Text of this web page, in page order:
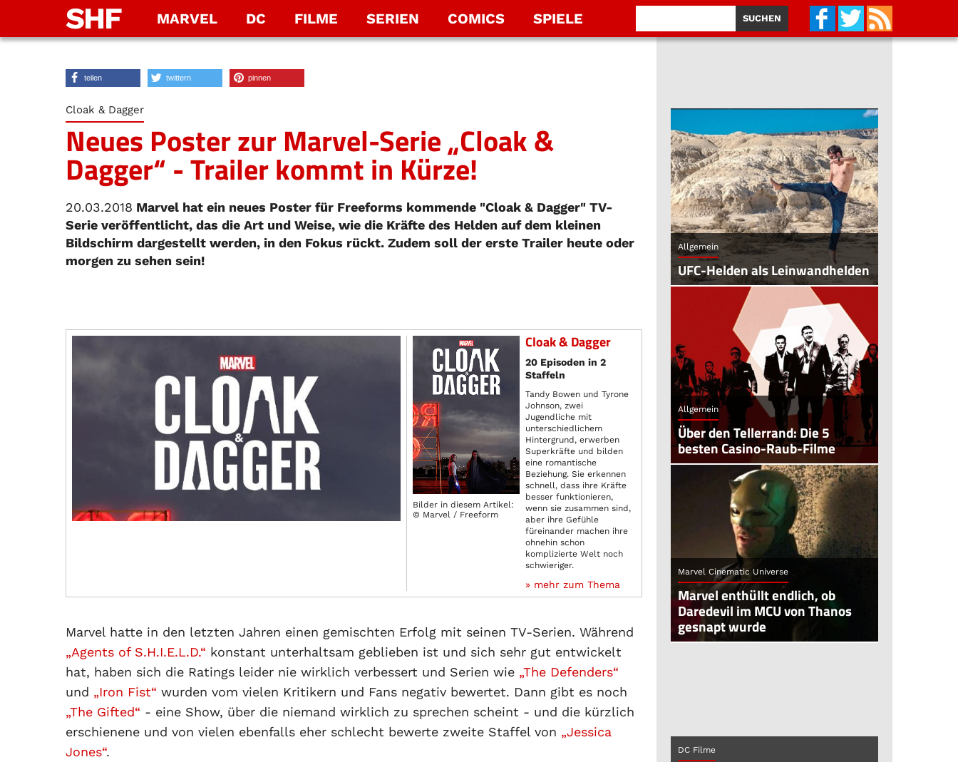
SHF MARVEL DC FILME SERIEN COMICS SPIELE
teilen twittern pinnen
Cloak & Dagger
Neues Poster zur Marvel-Serie „Cloak &
Dagger“ - Trailer kommt in Kürze!
20.03.2018 Marvel hat ein neues Poster für Freeforms kommende "Cloak & Dagger" TV-
Serie veröffentlicht, das die Art und Weise, wie die Kräfte des Helden auf dem kleinen
Bildschirm dargestellt werden, in den Fokus rückt. Zudem soll der erste Trailer heute oder
morgen zu sehen sein!
Bilder in diesem Artikel:
© Marvel / Freeform
Cloak & Dagger
20 Episoden in 2
Staffeln
Tandy Bowen und Tyrone
Johnson, zwei
Jugendliche mit
unterschiedlichem
Hintergrund, erwerben
Superkräfte und bilden
eine romantische
Beziehung. Sie erkennen
schnell, dass ihre Kräfte
besser funktionieren,
wenn sie zusammen sind,
aber ihre Gefühle
füreinander machen ihre
ohnehin schon
komplizierte Welt noch
schwieriger.
» mehr zum Thema
Marvel hatte in den letzten Jahren einen gemischten Erfolg mit seinen TV-Serien. Während
„Agents of S.H.I.E.L.D.“ konstant unterhaltsam geblieben ist und sich sehr gut entwickelt
hat, haben sich die Ratings leider nie wirklich verbessert und Serien wie „The Defenders“
und „Iron Fist“ wurden vom vielen Kritikern und Fans negativ bewertet. Dann gibt es noch
„The Gifted“ - eine Show, über die niemand wirklich zu sprechen scheint - und die kürzlich
erschienene und von vielen ebenfalls eher schlecht bewerte zweite Staffel von „Jessica
Jones“.
Allgemein
UFC-Helden als Leinwandhelden
Allgemein
Über den Tellerrand: Die 5
besten Casino-Raub-Filme
Marvel Cinematic Universe
Marvel enthüllt endlich, ob
Daredevil im MCU von Thanos
gesnapt wurde
DC Filme